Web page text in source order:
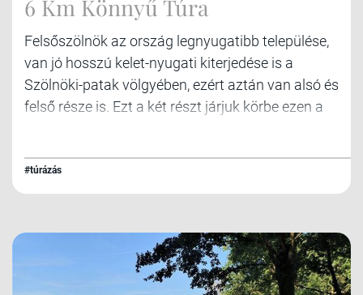
6 Km Könnyű Túra
Felsőszölnök az ország legnyugatibb települése,
van jó hosszú kelet-nyugati kiterjedése is a
Szölnöki-patak völgyében, ezért aztán van alsó és
felső része is. Ezt a két részt járjuk körbe ezen a
#túrázás